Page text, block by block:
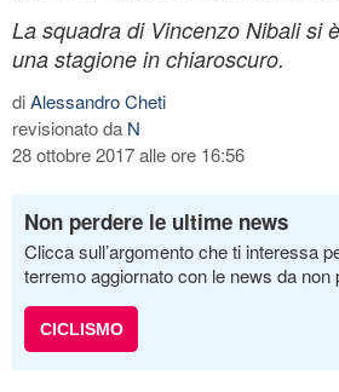
La squadra di Vincenzo Nibali si
una stagione in chiaroscuro.
diAlessandro Cheti
revisionato da N
28 ottobre 2017 alle ore 16:56
Non perdere le ultime news
Clicca sull’argomento che ti interessa
terremo aggiornato con le news da non
CICLISMO